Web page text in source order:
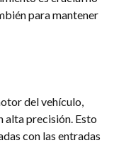
para mantener
del vehículo,
alta precisión. Esto
con las entradas